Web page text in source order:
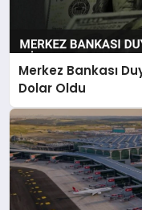
Merkez Bankası
Dolar Oldu